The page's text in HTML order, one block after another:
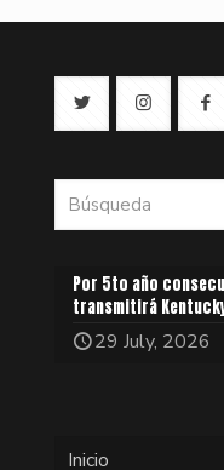
Por 5to año
transmitirá
29 July, 2026
Inicio